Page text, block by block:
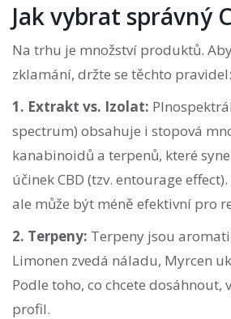
Jak vybrat správný
Na trhu je množství produktů.
zklamání, držte se těchto pravidel:
1. Extrakt vs. Izolat:
spectrum) obsahuje i stopová
kanabinoidů a terpenů, které
účinek CBD (tzv. entourage
ale může být méně efektivní pro
2. Terpeny: Terpeny jsou
Limonen zvedá náladu, Myrcen
Podle toho, co chcete
profil.